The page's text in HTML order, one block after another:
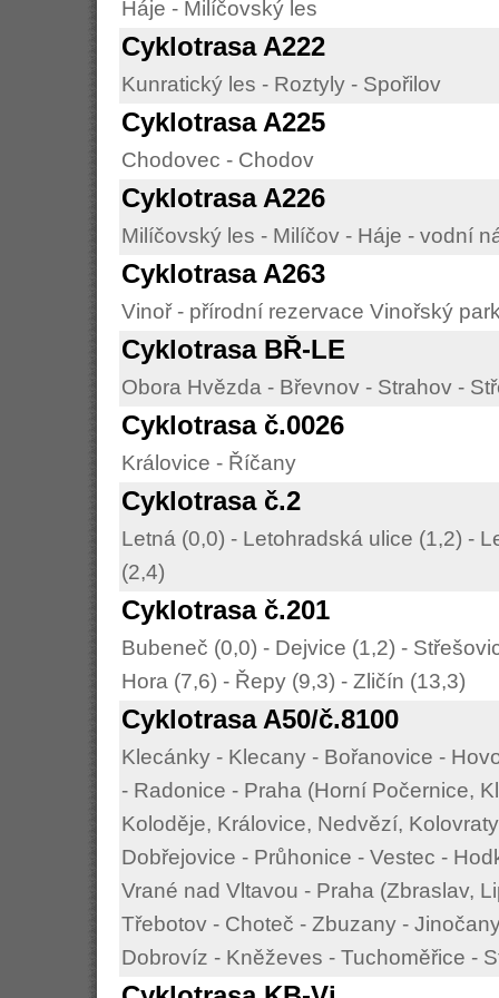
Háje - Milíčovský les
Cyklotrasa A222
Kunratický les - Roztyly - Spořilov
Cyklotrasa A225
Chodovec - Chodov
Cyklotrasa A226
Milíčovský les - Milíčov - Háje - vodní
Cyklotrasa A263
Vinoř - přírodní rezervace Vinořský
Cyklotrasa BŘ-LE
Obora Hvězda - Břevnov - Strahov -
Cyklotrasa č.0026
Královice - Říčany
Cyklotrasa č.2
Letná (0,0) - Letohradská ulice (1,2) -
(2,4)
Cyklotrasa č.201
Bubeneč (0,0) - Dejvice (1,2) -
Hora (7,6) - Řepy (9,3) - Zličín (13,3)
Cyklotrasa A50/č.8100
Klecánky - Klecany - Bořanovice -
- Radonice - Praha (Horní Počernice,
Koloděje, Královice, Nedvězí,
Dobřejovice - Průhonice - Vestec -
Vrané nad Vltavou - Praha (Zbraslav,
Třebotov - Choteč - Zbuzany -
Dobrovíz - Kněževes - Tuchoměřice -